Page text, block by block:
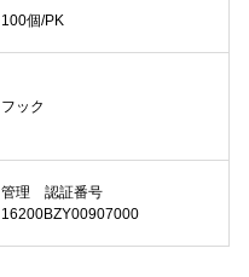
100個/PK
フック
管理 認証番号
16200BZY00907000